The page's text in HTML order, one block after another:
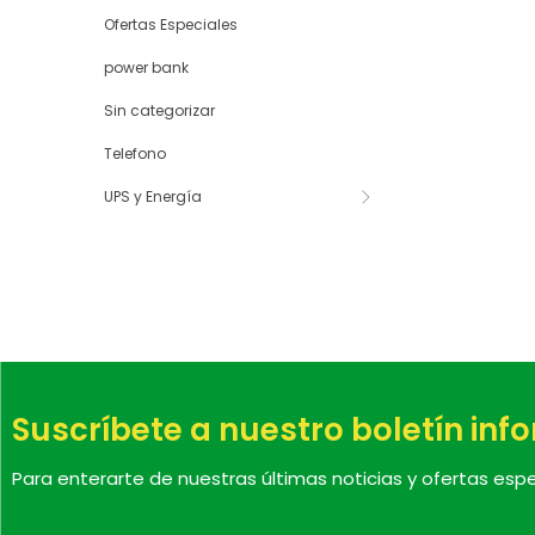
Ofertas Especiales
power bank
Sin categorizar
Telefono
UPS y Energía
Suscríbete a nuestro boletín
Para enterarte de nuestras últimas noticias y ofertas